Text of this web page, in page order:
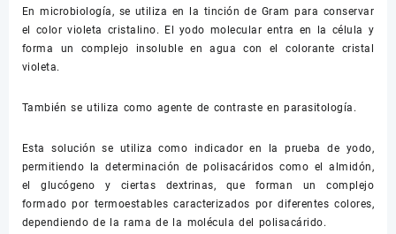
En microbiología, se utiliza en la tinción de Gram para conservar
el color violeta cristalino. El yodo molecular entra en la célula y
forma un complejo insoluble en agua con el colorante cristal
violeta.
También se utiliza como agente de contraste en parasitología.
Esta solución se utiliza como indicador en la prueba de yodo,
permitiendo la determinación de polisacáridos como el almidón,
el glucógeno y ciertas dextrinas, que forman un complejo
formado por termoestables caracterizados por diferentes colores,
dependiendo de la rama de la molécula del polisacárido.